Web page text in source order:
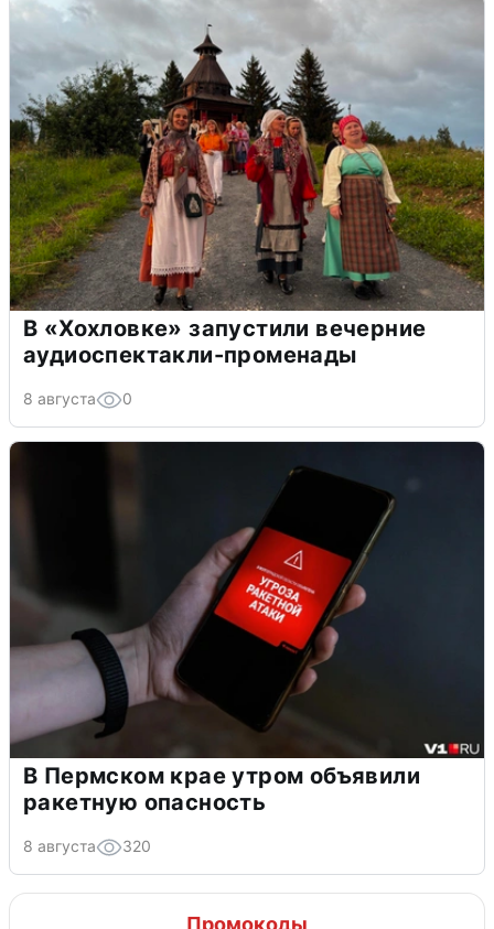
В «Хохловке» запустили вечерние
аудиоспектакли-променады
8 августа 0
В Пермском крае утром объявили
ракетную опасность
8 августа 320
Промокоды